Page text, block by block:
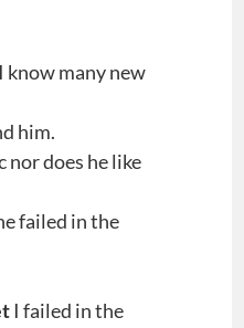
I know many new
him.
nor does he like
failed in the
I failed in the